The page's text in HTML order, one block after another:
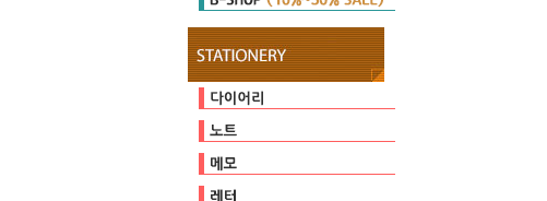
다이어리
캘린더
일기
유선
방안
무지
커버/가방
기타
점착메모지
스프링메모
기타